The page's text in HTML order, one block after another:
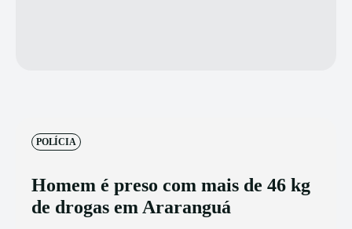
POLÍCIA
Homem é preso com mais de 46 kg
de drogas em Araranguá